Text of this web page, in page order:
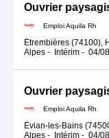
Ouvrier
Emploi Aquila Rh
Étrembières (74100),
Alpes - Intérim - 04/
Ouvrier
Emploi Aquila Rh
Évian-les-Bains
Alpes - Intérim - 04/